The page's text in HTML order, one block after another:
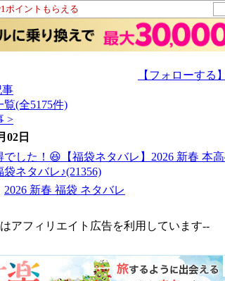
ポイントもらえる
【フォローする
事
覧(全5175件)
>
02日
でした！😆【福袋ネタバレ】2026 新春 本
袋ネタバレ♪(21356)
2026 新春 福袋 ネタバレ
アフィリエイト広告を利用しています--